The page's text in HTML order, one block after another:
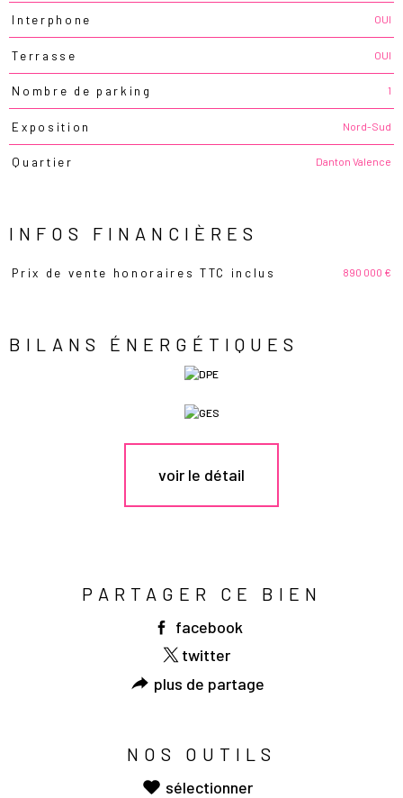
Interphone OUI
Terrasse OUI
Nombre de parking 1
Exposition Nord-Sud
Quartier Danton Valence
INFOS FINANCIÈRES
Caractéristiques Valeurs
Prix de vente honoraires TTC inclus 890 000 €
BILANS ÉNERGÉTIQUES
voir le détail
PARTAGER CE BIEN
facebook
twitter
plus de partage
NOS OUTILS
sélectionner